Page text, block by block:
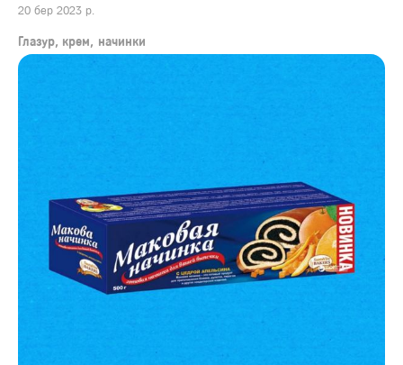
20 бер 2023 р.
Глазур, крем, начинки